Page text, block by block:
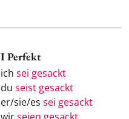
I Perfekt
ich sei gesackt
du seist gesackt
er/sie/es sei gesackt